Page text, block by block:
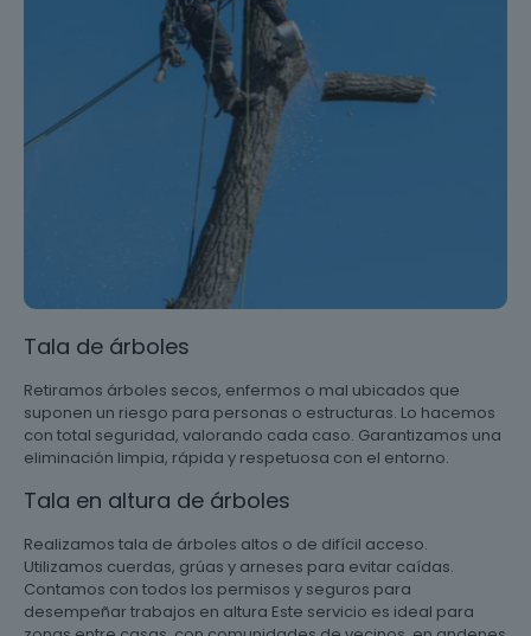
Tala de árboles
Retiramos árboles secos, enfermos o mal ubicados que
suponen un riesgo para personas o estructuras. Lo hacemos
con total seguridad, valorando cada caso. Garantizamos una
eliminación limpia, rápida y respetuosa con el entorno.
Tala en altura de árboles
Realizamos tala de árboles altos o de difícil acceso.
Utilizamos cuerdas, grúas y arneses para evitar caídas.
Contamos con todos los permisos y seguros para
desempeñar trabajos en altura Este servicio es ideal para